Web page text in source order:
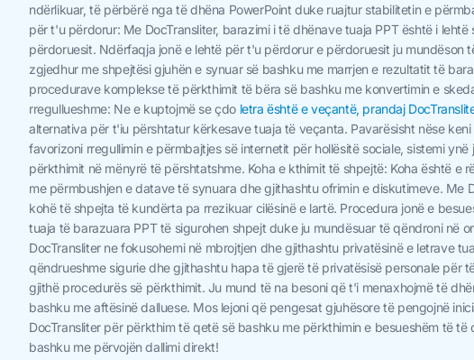
ndërlikuar, të përbërë nga të dhëna PowerPoint duke ruajtur stabilitetin e
për t'u përdorur: Me DocTransliter, barazimi i të dhënave tuaja PPT është i
përdoruesit. Ndërfaqja jonë e lehtë për t'u përdorur e përdoruesit ju mundëson
zgjedhur me shpejtësi gjuhën e synuar së bashku me marrjen e rezultatit të
procedurave komplekse të përkthimit të bëra së bashku me konvertimin e
rregullueshme: Ne e kuptojmë se çdo letra është e veçantë, prandaj
alternativa për t'iu përshtatur kërkesave tuaja të veçanta. Pavarësisht nëse
favorizoni rregullimin e përmbajtjes së internetit për hollësitë sociale, sistemi
përkthimit në mënyrë të përshtatshme. Koha e kthimit të shpejtë: Koha është e
me përmbushjen e datave të synuara dhe gjithashtu ofrimin e diskutimeve. Me
kohë të shpejta të kundërta pa rrezikuar cilësinë e lartë. Procedura jonë e
tuaja të barazuara PPT të sigurohen shpejt duke ju mundësuar të qëndroni në
DocTransliter ne fokusohemi në mbrojtjen dhe gjithashtu privatësinë e letrave
qëndrueshme sigurie dhe gjithashtu hapa të gjerë të privatësisë personale për
gjithë procedurës së përkthimit. Ju mund të na besoni që t'i menaxhojmë të
bashku me aftësinë dalluese. Mos lejoni që pengesat gjuhësore të pengojnë
DocTransliter për përkthim të qetë së bashku me përkthimin e besueshëm të të
bashku me përvojën dallimi direkt!